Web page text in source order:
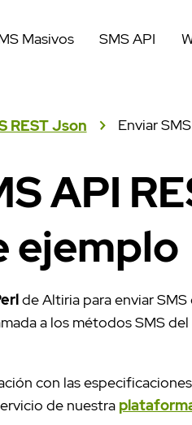
Masivos SMS API
REST Json Enviar
API
ejemplo
de Altiria para enviar SMS
a los métodos SMS
con las
de nuestra